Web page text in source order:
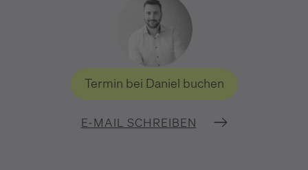
Termin bei Daniel buchen
E-MAIL SCHREIBEN